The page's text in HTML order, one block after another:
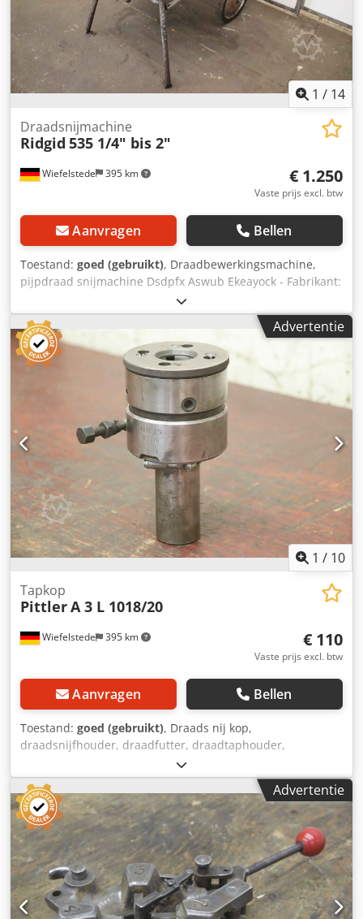
1 / 14
Wiefelstede 395 km
Draadsnijmachine
Ridgid 535 1/4" bis 2"
€ 1.250
Vaste prijs excl. btw
Aanvragen Bellen
Toestand: goed (gebruikt), Draadbewerkingsmachine,
pijpdraad snijmachine Dsdpfx Aswub Ekeayock - Fabrikant:
Ridgid, type 535 draadbewerkingsmachine - Buismaat: 1/8
tot 2 inch - Spilboring: Ø 64 mm - Bedrijfsspanning: 230
Volt - Afmetingen: 1080/700/H1140 mm - Gewicht: 128 kg
Advertentie
1 / 10
Wiefelstede 395 km
Tapkop
PittlerA 3 L 1018/20
€ 110
Vaste prijs excl. btw
Aanvragen Bellen
Toestand: goed (gebruikt), Draad­s nij kop,
draadsnijfhouder, draadfutter, draadtap­houder,
freesgereedschap, draadsnijinrichting - Fabrikant: Pittler,
zelfopenende draadsnijkop - Type: Model A 3 L 1018/20 -
Snijbekken: niet inbegrepen - Boring: Ø 31/24 mm -
Opname: Ø 40 mm - Afmetingen: 130/125/H170 mm -
Gewicht: 3,6 kg Dsdpfx Aaexc T Rleyeck
Advertentie